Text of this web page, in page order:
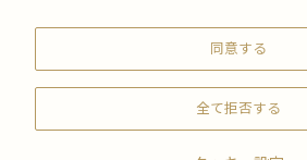
同意する
全て拒否する